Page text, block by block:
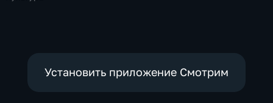
Установить приложение Смотрим